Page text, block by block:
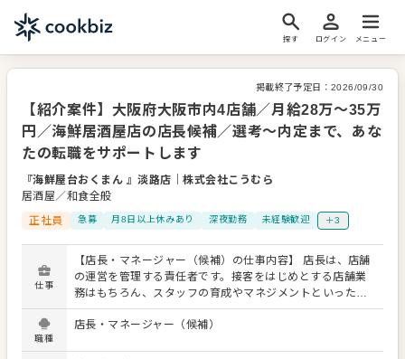
探す ログイン メニュー
掲載終了予定日： 2026/09/30
【紹介案件】大阪府大阪市内4店舗／月給28万～35万
円／海鮮居酒屋店の店長候補／選考～内定まで、あな
たの転職をサポートします
『海鮮屋台おくまん 』淡路店 ｜株式会社こうむら
居酒屋／和食全般
正社員
急募 月8日以上休みあり 深夜勤務 未経験歓迎 ＋3
仕事
【店長・マネージャー（候補）の仕事内容】 店長は、店舗
の運営を管理する責任者です。接客をはじめとする店舗業
務はもちろん、スタッフの育成やマネジメントといった重
要な役割を担います。メインとなるのは、販促イベントや
キャンペーンの企画なども含め、売上に繋げていくことで
職種
店長・マネージャー（候補）